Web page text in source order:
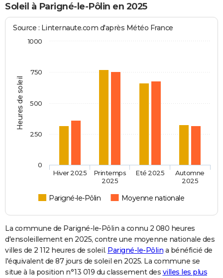
Soleil à Parigné-le-Pôlin en 2025
Heures de soleil
Source : Linternaute.com d'après Météo France
Parigné-le-Pôlin Moyenne nationale
Hiver 2025
Printemps
2025
Eté 2025
Automne
2025
0
1000
250
500
750
La commune de Parigné-le-Pôlin a connu 2 080 heures
d'ensoleillement en 2025, contre une moyenne nationale des
villes de 2 112 heures de soleil. Parigné-le-Pôlin a bénéficié de
l'équivalent de 87 jours de soleil en 2025. La commune se
situe à la position n°13 019 du classement des villes les plus